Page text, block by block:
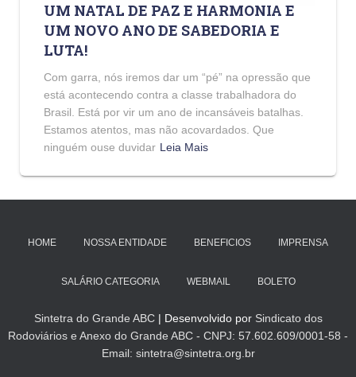
UM NATAL DE PAZ E HARMONIA E
UM NOVO ANO DE SABEDORIA E
LUTA!
Com garra, nós iremos dar um “pé” na opressão que
está acontecendo contra a classe trabalhadora do
Brasil. Está por vir um ano de incansáveis batalhas.
Estamos atentos, mas não acovardados. Que
ninguém ouse duvidar Leia Mais
HOME NOSSA ENTIDADE BENEFICIOS IMPRENSA
SALÁRIO CATEGORIA WEBMAIL BOLETO
Sintetra do Grande ABC| Desenvolvido por Sindicato dos
Rodoviários e Anexo do Grande ABC - CNPJ: 57.602.609/0001-58 -
Email: sintetra@sintetra.org.br